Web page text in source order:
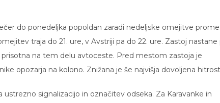
do ponedeljka popoldan zaradi nedeljske omejitve
traja do 21. ure, v Avstriji pa do 22. ure. Zastoj nastane
na tem delu avtoceste. Pred mestom zastoja je
opozarja na kolono. Znižana je še najvišja dovoljena
signalizacijo in označitev odseka. Za Karavanke in